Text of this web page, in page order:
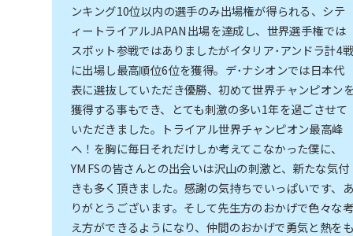
ンキング10位以内の選手のみ出場権が得られる、シテ
ィートライアルJAPAN出場を達成し、世界選手権では
スポット参戦ではありましたがイタリア･アンドラ計4
に出場し最高順位6位を獲得。デ･ナシオンでは日本代
表に選抜していただき優勝、初めて世界チャンピオン
獲得する事もでき、とても刺激の多い1年を過ごさせて
いただきました。トライアル世界チャンピオン最高峰
へ！を胸に毎日それだけしか考えてこなかった僕に、
YMFSの皆さんとの出会いは沢山の刺激と、新たな気付
きも多く頂きました。感謝の気持ちでいっぱいです、あ
りがとうございます。そして先生方のおかげで色々な考
え方ができるようになり、仲間のおかげで勇気と熱をも